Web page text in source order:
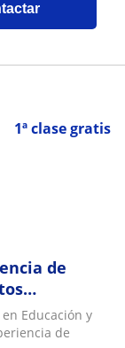
1ª clase gratis
de
Educación y
de